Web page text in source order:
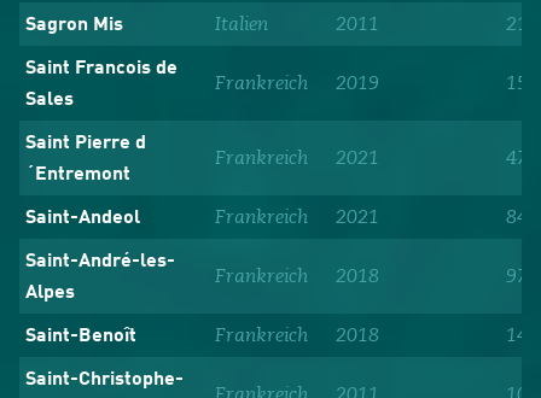
Sagron Mis Italien 2011 214
Saint Francois de
Sales
Frankreich 2019 150
Saint Pierre d
´Entremont
Frankreich 2021 471
Saint-Andeol Frankreich 2021 84
Saint-André-les-
Alpes
Frankreich 2018 976
Saint-Benoît Frankreich 2018 141
Saint-Christophe-